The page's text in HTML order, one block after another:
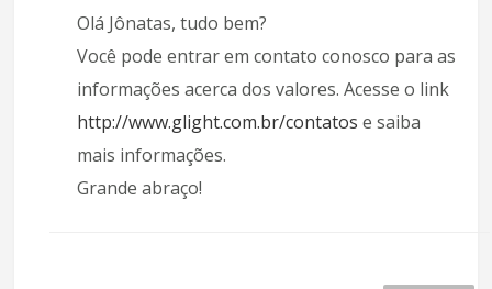
Olá Jônatas, tudo bem?
Você pode entrar em contato conosco para as
informações acerca dos valores. Acesse o link
http://www.glight.com.br/contatos e saiba
mais informações.
Grande abraço!